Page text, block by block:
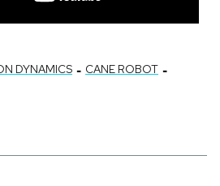
DYNAMICS - CANE ROBOT -